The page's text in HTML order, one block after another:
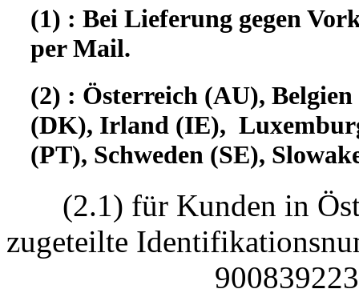
(1) : Bei Lieferung gegen
per Mail.
(2) : Österreich (AU),
(DK), Irland (IE),
(PT), Schweden (SE),
(2.1) für Kunden in
zugeteilte